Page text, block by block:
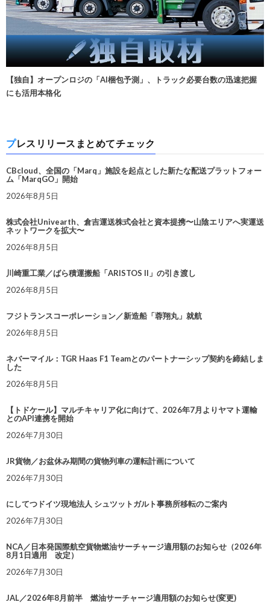
【独自】オープンロジの「AI梱包予測」、トラック必要台数の迅速把握
にも活用本格化
プレスリリースまとめてチェック
CBcloud、全国の「Marq」施設を起点とした新たな配送プラットフォー
ム「MarqGO」開始
2026年8月5日
株式会社Univearth、倉吉運送株式会社と資本提携〜山陰エリアへ実運送
ネットワークを拡大〜
2026年8月5日
川崎重工業／ばら積運搬船「ARISTOS II」の引き渡し
2026年8月5日
フジトランスコーポレーション／新造船「蓉翔丸」就航
2026年8月5日
ネバーマイル：TGR Haas F1 Teamとのパートナーシップ契約を締結しま
した
2026年8月5日
【トドケール】マルチキャリア化に向けて、2026年7月よりヤマト運輸
とのAPI連携を開始
2026年7月30日
JR貨物／お盆休み期間の貨物列車の運転計画について
2026年7月30日
にしてつドイツ現地法人 シュツットガルト事務所移転のご案内
2026年7月30日
NCA／日本発国際航空貨物燃油サーチャージ適用額のお知らせ（2026年
8月1日適用 改定）
2026年7月30日
JAL／2026年8月前半 燃油サーチャージ適用額のお知らせ(変更)